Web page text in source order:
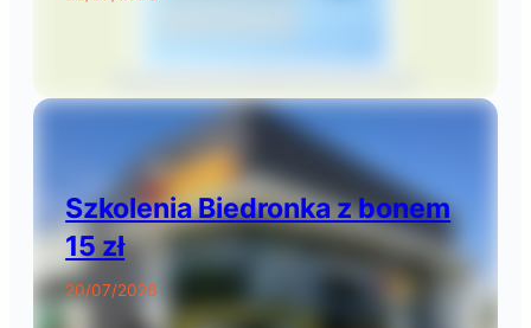
Szkolenia Biedronka z bonem
15 zł
20/07/2026